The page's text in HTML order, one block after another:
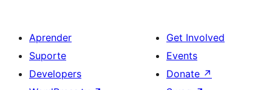
Aprender
Suporte
Developers
Get Involved
Events
Donate ↗